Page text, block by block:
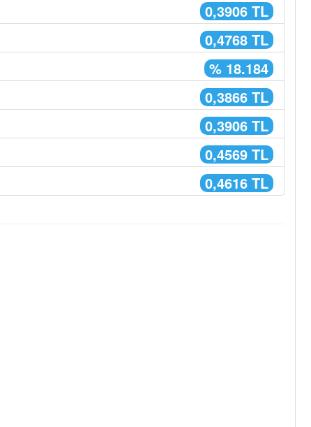
0,3906 TL
0,4768 TL
% 18.184
0,3866 TL
0,3906 TL
0,4569 TL
0,4616 TL